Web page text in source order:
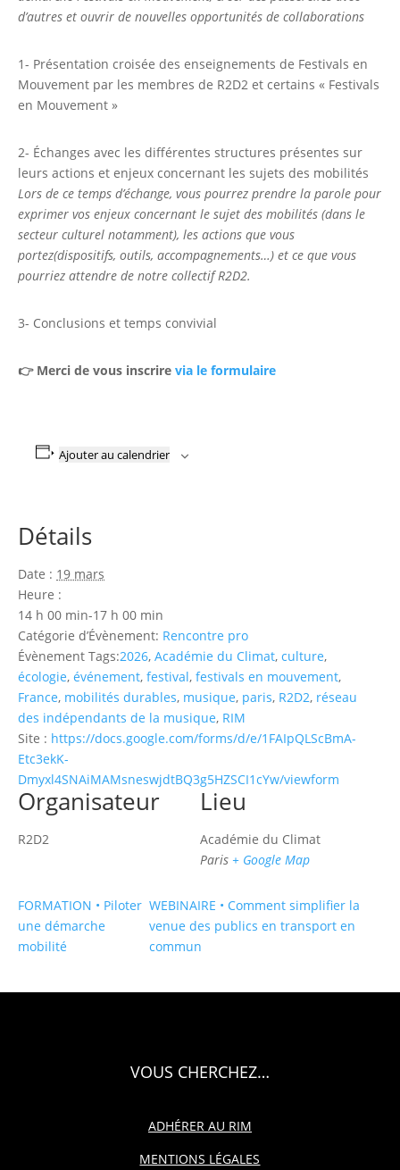
d’autres et ouvrir de nouvelles opportunités de collaborations
1- Présentation croisée des enseignements de Festivals en
Mouvement par les membres de R2D2 et certains « Festivals
en Mouvement »
2- Échanges avec les différentes structures présentes sur
leurs actions et enjeux concernant les sujets des mobilités
Lors de ce temps d’échange, vous pourrez prendre la parole pour
exprimer vos enjeux concernant le sujet des mobilités (dans le
secteur culturel notamment), les actions que vous
portez(dispositifs, outils, accompagnements…) et ce que vous
pourriez attendre de notre collectif R2D2.
3- Conclusions et temps convivial
👉 Merci de vous inscrire via le formulaire
Ajouter au calendrier
Détails
Date : 19 mars
Heure :
14 h 00 min-17 h 00 min
Catégorie d’Évènement: Rencontre pro
Évènement Tags:2026, Académie du Climat, culture,
écologie, événement, festival, festivals en mouvement,
France, mobilités durables, musique, paris, R2D2, réseau
des indépendants de la musique, RIM
Site : https://docs.google.com/forms/d/e/1FAIpQLScBmA-
Etc3ekK-
Dmyxl4SNAiMAMsneswjdtBQ3g5HZSCI1cYw/viewform
Lieu
Académie du Climat
Paris + Google Map
Organisateur
R2D2
FORMATION • Piloter
une démarche
mobilité
WEBINAIRE • Comment simplifier la
venue des publics en transport en
commun
VOUS CHERCHEZ…
ADHÉRER AU RIM
MENTIONS LÉGALES